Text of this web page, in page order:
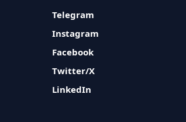
Telegram
Instagram
Facebook
Twitter/X
LinkedIn